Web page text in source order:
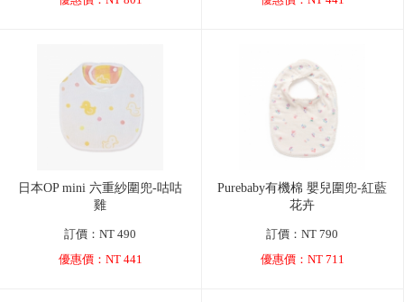
日本OP mini 六重紗圍兜-咕咕
雞
訂價：NT 490
優惠價：NT 441
Purebaby有機棉 嬰兒圍兜-紅藍
花卉
訂價：NT 790
優惠價：NT 711